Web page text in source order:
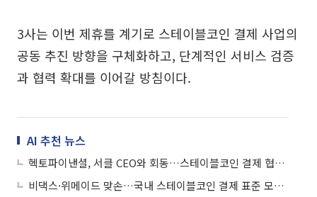
3사는 이번 제휴를 계기로 스테이블코인 결제 사업의
공동 추진 방향을 구체화하고, 단계적인 서비스 검증
과 협력 확대를 이어갈 방침이다.
AI 추천 뉴스
헥토파이낸셜, 서클 CEO와 회동…스테이블코인 결제 협력 재확인
비댁스·위메이드 맞손…국내 스테이블코인 결제 표준 모델 구축 나선다